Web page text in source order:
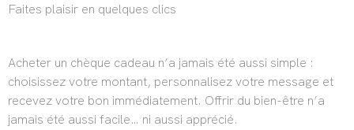
Faites plaisir en quelques clics
Acheter un chèque cadeau n’a jamais été aussi simple :
choisissez votre montant, personnalisez votre message et
recevez votre bon immédiatement. Offrir du bien-être n’a
jamais été aussi facile… ni aussi apprécié.